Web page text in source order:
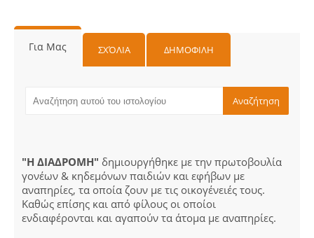
Για Μας ΣΧΌΛΙΑ ΔΗΜΟΦΙΛΗ
"Η ΔΙΑΔΡΟΜΗ" δημιουργήθηκε με την πρωτοβουλία
γονέων & κηδεμόνων παιδιών και εφήβων με
αναπηρίες, τα οποία ζουν με τις οικογένειές τους.
Καθώς επίσης και από φίλους οι οποίοι
ενδιαφέρονται και αγαπούν τα άτομα με αναπηρίες.